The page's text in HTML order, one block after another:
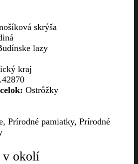
skrýša
lazy
kraj
Ostrôžky
Prírodné pamiatky, Prírodné
v okolí